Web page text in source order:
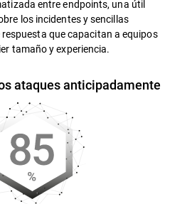
entre endpoints, una útil
los incidentes y sencillas
que capacitan a equipos
tamaño y experiencia.
ataques anticipadamente